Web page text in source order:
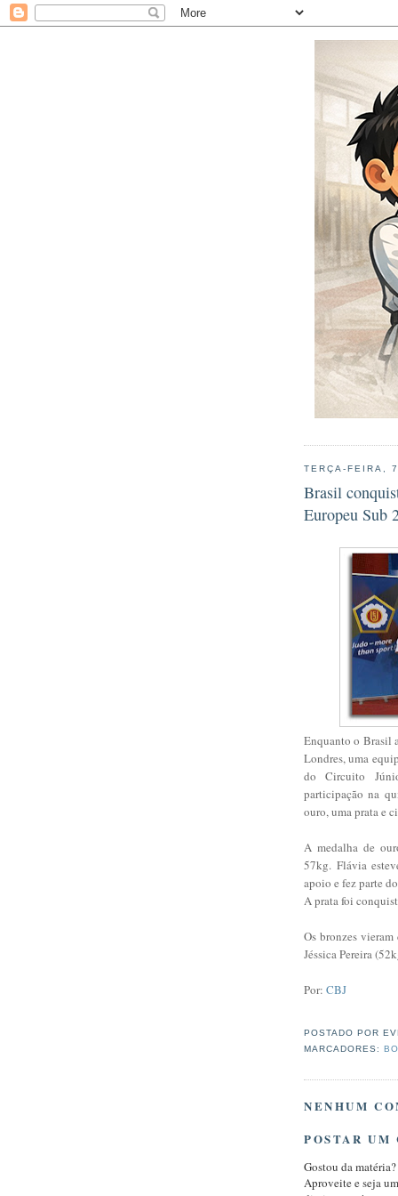
TERÇA-FEIRA,
Brasil
Europeu Sub
Enquanto o Brasil
Londres, uma
do Circuito
participação na
ouro, uma prata e
A medalha de
57kg. Flávia
apoio e fez parte
A prata foi
Os bronzes
Jéssica Pereira
Por: CBJ
POSTADO POR
MARCADORES:
NENHUM
POSTAR UM
Gostou da
Aproveite e seja